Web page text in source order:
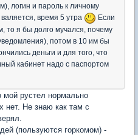
логин и пароль к личному
время 5 утра
Если
то я бы долго мучался, почему
потом в 10 им бы
деньги и для того, что
кабинет надо с паспортом
рустел нормально
нет. Не знаю как там с
(пользуются горкомом) -